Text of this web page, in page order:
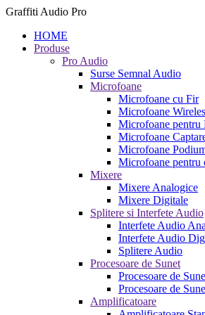
Graffiti Audio Pro
HOME
Produse
Pro Audio
Surse Semnal Audio
Microfoane
Microfoane cu Fir
Microfoane
Microfoane pentru
Microfoane
Microfoane
Microfoane pentru
Mixere
Mixere Analogice
Mixere Digitale
Splitere si Interfete Audio
Interfete Audio
Interfete Audio
Splitere Audio
Procesoare de Sunet
Procesoare de
Procesoare de
Amplificatoare